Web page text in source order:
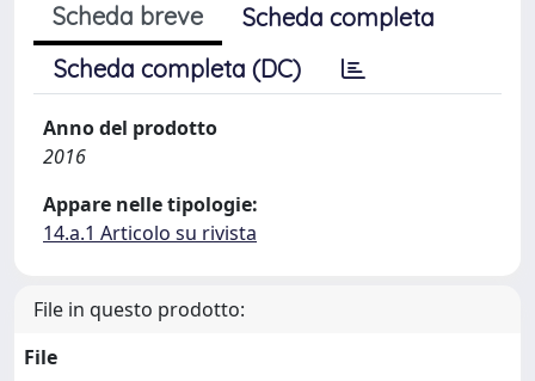
Scheda breve
Scheda completa
Scheda completa (DC)
Anno del prodotto
2016
Appare nelle tipologie:
14.a.1 Articolo su rivista
File in questo prodotto:
File